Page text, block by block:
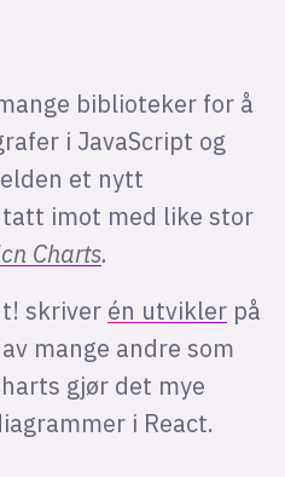
biblioteker for å
i JavaScript og
et nytt
imot med like stor
Charts.
skriver én utviklerpå
mange andre som
gjør det mye
i React.